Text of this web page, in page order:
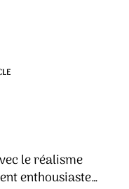
le réalisme
enthousiaste…